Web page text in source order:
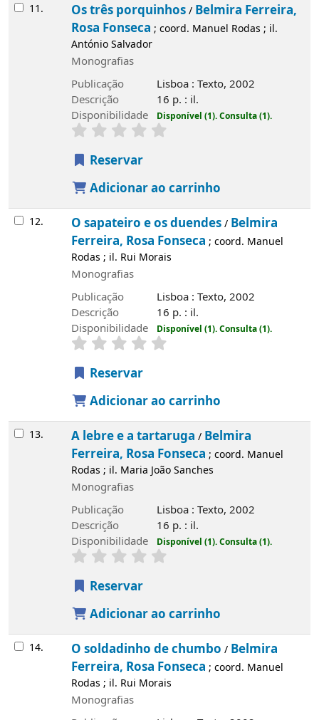
11. Os três porquinhos/ Belmira Ferreira,
Rosa Fonseca ; coord. Manuel Rodas ; il.
António Salvador
Monografias
Publicação
Lisboa : Texto, 2002
Descrição
16 p. : il.
Disponibilidade
Disponível (1).Consulta (1).
Reservar
Adicionar ao carrinho
12. O sapateiro e os duendes/ Belmira
Ferreira, Rosa Fonseca ; coord. Manuel
Rodas ; il. Rui Morais
Monografias
Publicação
Lisboa : Texto, 2002
Descrição
16 p. : il.
Disponibilidade
Disponível (1).Consulta (1).
Reservar
Adicionar ao carrinho
13. A lebre e a tartaruga / Belmira
Ferreira, Rosa Fonseca ; coord. Manuel
Rodas ; il. Maria João Sanches
Monografias
Publicação
Lisboa : Texto, 2002
Descrição
16 p. : il.
Disponibilidade
Disponível (1).Consulta (1).
Reservar
Adicionar ao carrinho
14. O soldadinho de chumbo / Belmira
Ferreira, Rosa Fonseca ; coord. Manuel
Rodas ; il. Rui Morais
Monografias